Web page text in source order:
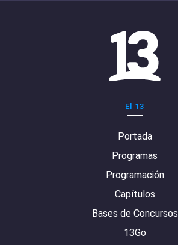
El 13
Portada
Programas
Programación
Capítulos
Bases de Concursos
13Go